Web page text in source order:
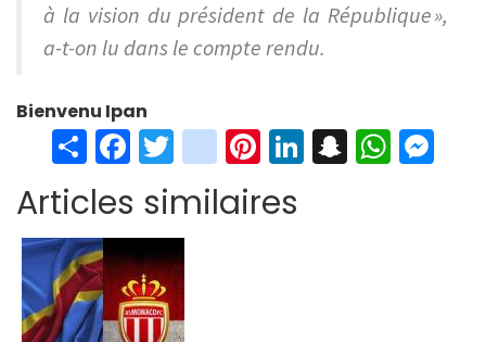
à la vision du président de la République »,
a-t-on lu dans le compte rendu.
Bienvenu Ipan
S
h
ar
e
Fa
ce
b
o
o
k
T
wi
tt
er
in
st
ag
Pi
er
Li S W
Articles similaires